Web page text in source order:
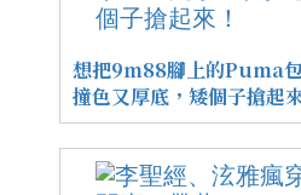
想把9m88腳上的Puma
撞色又厚底，矮個子搶起